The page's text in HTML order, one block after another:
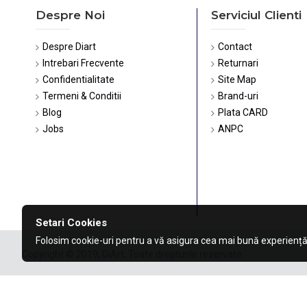
Despre Noi
Despre Diart
Intrebari Frecvente
Confidentialitate
Termeni & Conditii
Blog
Jobs
Serviciul Clienti
Contact
Returnari
Site Map
Brand-uri
Plata CARD
ANPC
Setari Cookies
Folosim cookie-uri pentru a vă asigura cea mai bună